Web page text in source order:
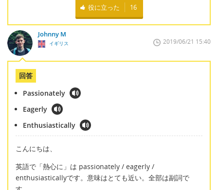
役に立った 16
Johnny M
イギリス 2019/06/21 15:40
回答
Passionately
Eagerly
Enthusiastically
こんにちは、
英語で「熱心に」は passionately / eagerly /
enthusiasticallyです。意味はとても近い。全部は副詞で